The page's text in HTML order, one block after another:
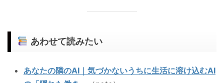
あわせて読みたい
あなたの隣のAI｜気づかないうちに生活に溶け込むAI